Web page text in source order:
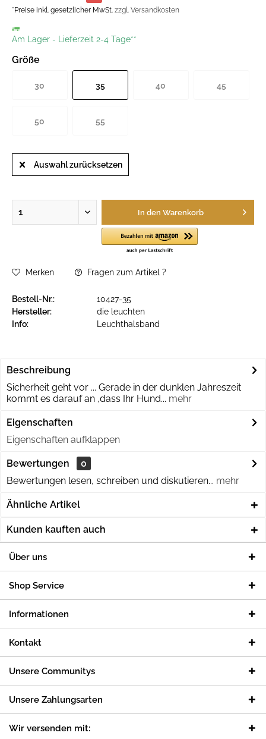
*Preise inkl. gesetzlicher MwSt. zzgl. Versandkosten
Am Lager - Lieferzeit 2-4 Tage**
Größe
30 35 40 45
50 55
Auswahl zurücksetzen
In den Warenkorb
Merken Fragen zum Artikel ?
Bestell-Nr.:
10427-35
Hersteller:
die leuchten
Info:
Leuchthalsband
Beschreibung
Sicherheit geht vor ... Gerade in der dunklen Jahreszeit
kommt es darauf an ,dass Ihr Hund... mehr
Eigenschaften
Eigenschaften aufklappen
Bewertungen
0
Bewertungen lesen, schreiben und diskutieren... mehr
Ähnliche Artikel
Kunden kauften auch
Über uns
Shop Service
Informationen
Kontakt
Unsere Communitys
Unsere Zahlungsarten
Wir versenden mit: